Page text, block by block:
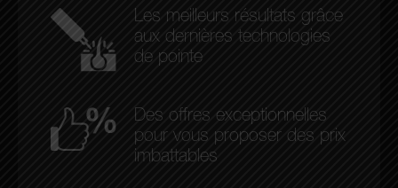
Les meilleurs résultats grâce
aux dernières technologies
de pointe
Des offres exceptionnelles
pour vous proposer des prix
imbattables